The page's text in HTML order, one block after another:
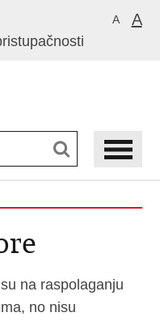
A A
na raspolaganju
no nisu